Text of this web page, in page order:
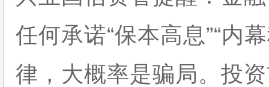
任何承诺“保本高息”“内
律，大概率是骗局。投